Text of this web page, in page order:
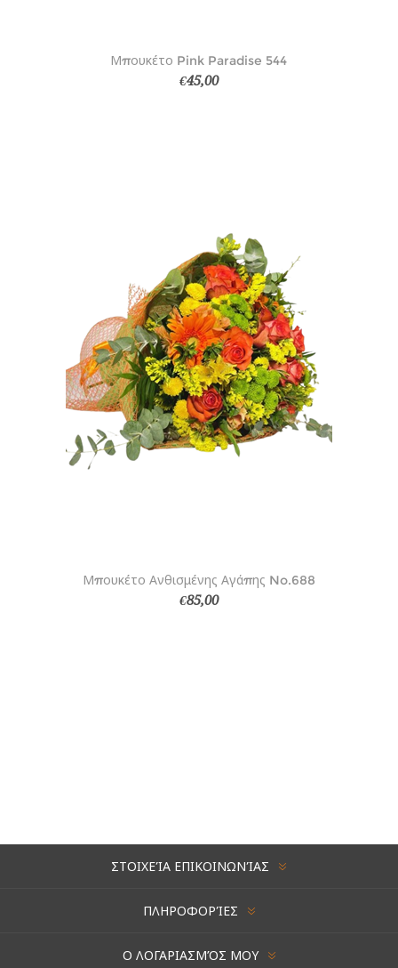
Μπουκέτο Pink Paradise 544
€45,00
Μπουκέτο Ανθισμένης Αγάπης No.688
€85,00
ΣΤΟΙΧΕΊΑ ΕΠΙΚΟΙΝΩΝΊΑΣ
ΠΛΗΡΟΦΟΡΊΕΣ
Ο ΛΟΓΑΡΙΑΣΜΌΣ ΜΟΥ